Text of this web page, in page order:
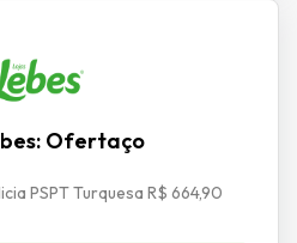
Ofertaço
PSPT Turquesa R$ 664,90